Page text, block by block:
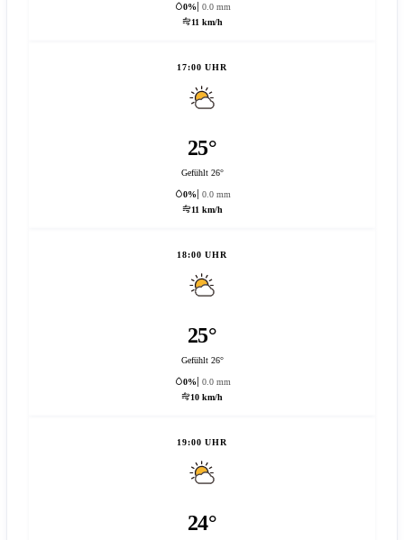
0%
0.0 mm
11 km/h
17:00 UHR
25°
Gefühlt 26°
0%
0.0 mm
11 km/h
18:00 UHR
25°
Gefühlt 26°
0%
0.0 mm
10 km/h
19:00 UHR
24°